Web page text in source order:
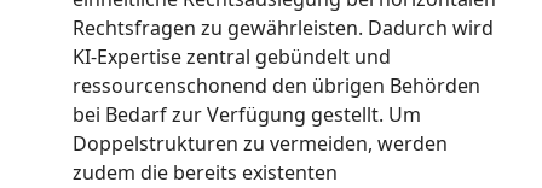
Rechtsfragen zu gewährleisten. Dadurch wird
KI-Expertise zentral gebündelt und
ressourcenschonend den übrigen Behörden
bei Bedarf zur Verfügung gestellt. Um
Doppelstrukturen zu vermeiden, werden
zudem die bereits existenten